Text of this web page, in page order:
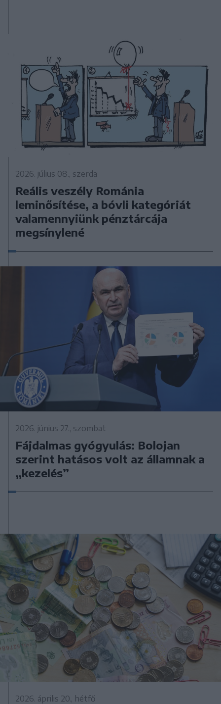
2026. július 08., szerda
Reális veszély Románia
leminősítése, a bóvli kategóriát
valamennyiünk pénztárcája
megsínylené
2026. június 27., szombat
Fájdalmas gyógyulás: Bolojan
szerint hatásos volt az államnak a
„kezelés”
2026. április 20., hétfő